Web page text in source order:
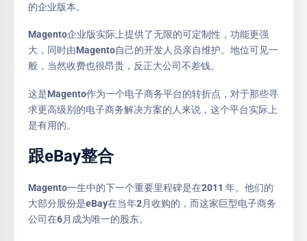
的企业版本。
Magento企业版实际上提供了无限的可定制性，功能更强
大，同时由Magento自己的开发人员亲自维护。地位可见一
般，当然收费也很昂贵，反正大公司不差钱。
这是Magento作为一个电子商务平台的转折点，对于那些寻
求更高级别的电子商务解决方案的人来说，这个平台实际上
是有用的。
跟eBay整合
Magento一生中的下一个重要里程碑是在2011 年。他们的
大部分股份是eBay在当年2月收购的，而这家巨型电子商务
公司在6月成为唯一的股东。